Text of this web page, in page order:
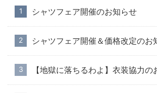
シャツフェア開催のお知らせ
シャツフェア開催＆価格改定のお
【地獄に落ちるわよ】衣装協力の